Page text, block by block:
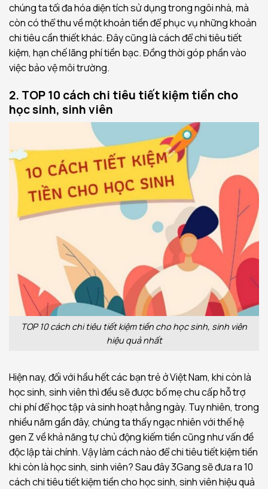
chúng ta tối đa hóa diện tích sử dụng trong ngôi nhà, mà
còn có thể thu về một khoản tiền để phục vụ những khoản
chi tiêu cần thiết khác. Đây cũng là cách để chi tiêu tiết
kiệm, hạn chế lãng phí tiền bạc. Đồng thời góp phần vào
việc bảo vệ môi trường.
2. TOP 10 cách chi tiêu tiết kiệm tiền cho
học sinh, sinh viên
TOP 10 cách chi tiêu tiết kiệm tiền cho học sinh, sinh viên
hiệu quả nhất
Hiện nay, đối với hầu hết các bạn trẻ ở Việt Nam, khi còn là
học sinh, sinh viên thì đều sẽ được bố mẹ chu cấp hỗ trợ
chi phí để học tập và sinh hoạt hằng ngày. Tuy nhiên, trong
nhiều năm gần đây, chúng ta thấy ngạc nhiên với thế hệ
gen Z về khả năng tự chủ động kiếm tiền cũng như vấn đề
độc lập tài chính. Vậy làm cách nào để chi tiêu tiết kiệm tiền
khi còn là học sinh, sinh viên? Sau đây 3Gang sẽ đưa ra 10
cách chi tiêu tiết kiệm tiền cho học sinh, sinh viên hiệu quả